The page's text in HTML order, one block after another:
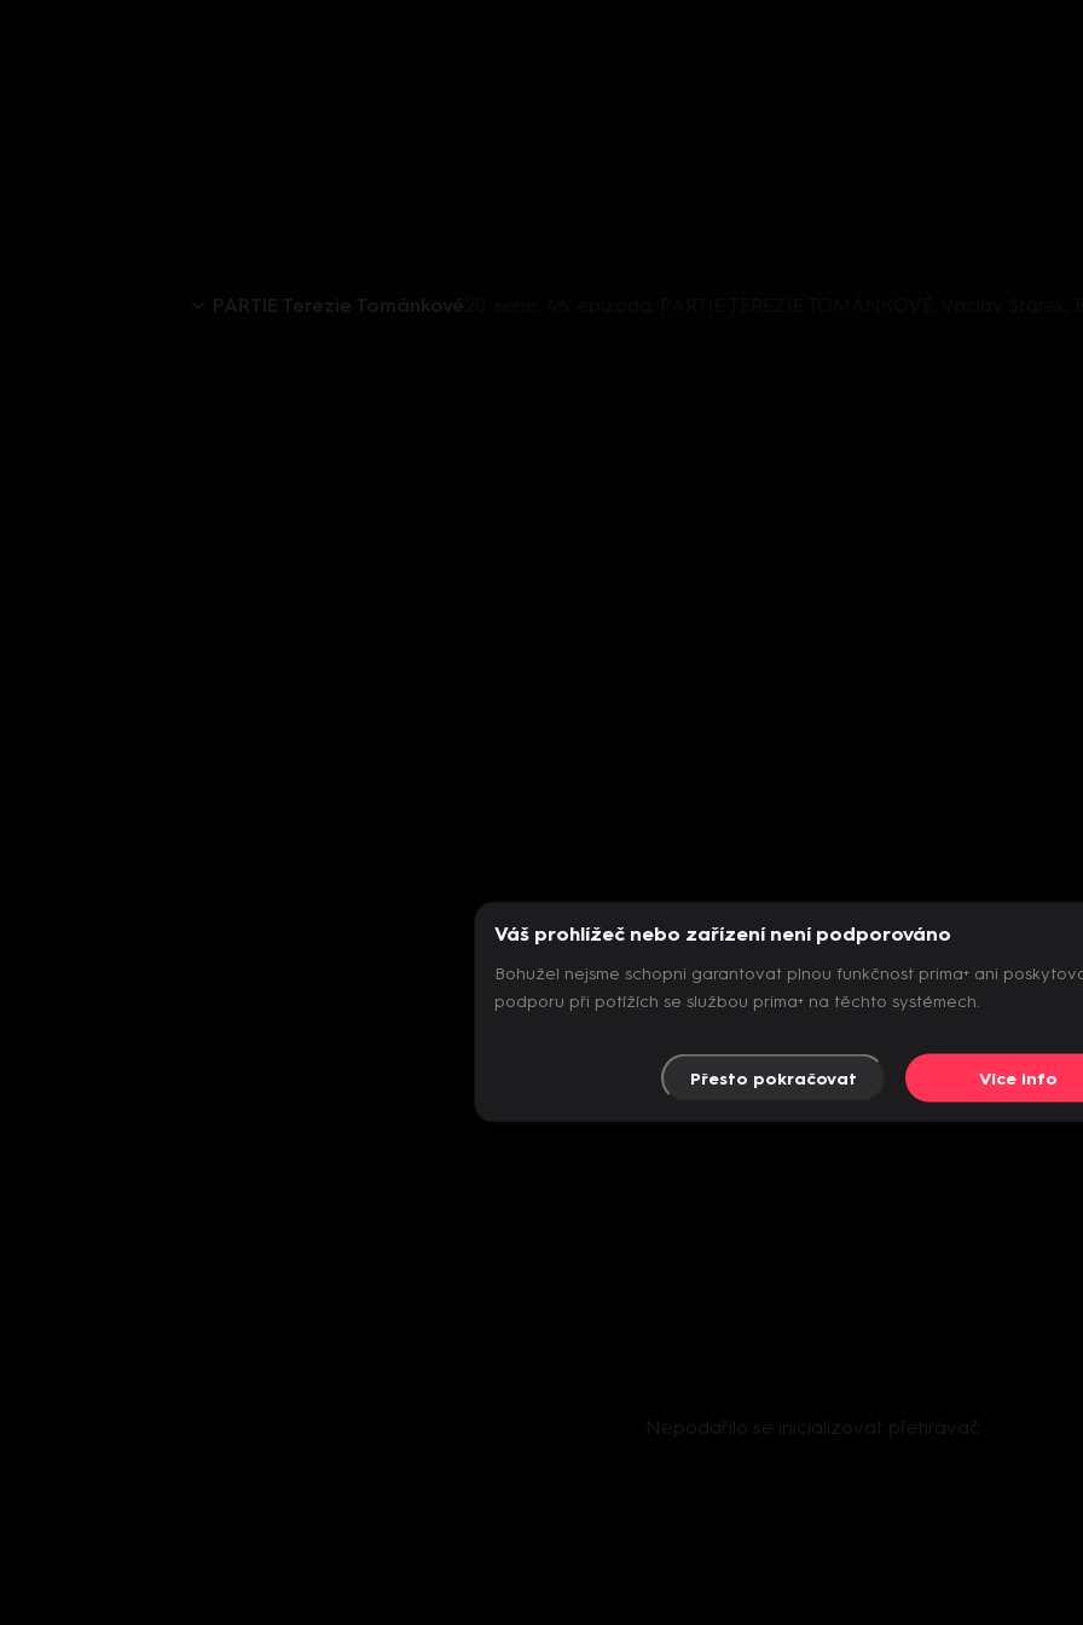
Nepodařilo se inicializovat přehrávač
Váš prohlížeč nebo zařízení není podporováno
Bohužel nejsme schopni garantovat plnou funkčnost prima+ ani
podporu při potížích se službou prima+ na těchto systémech.
Přesto pokračovat Více info